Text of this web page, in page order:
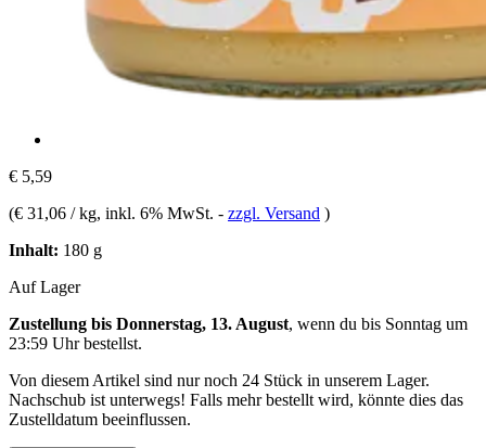
€ 5,59
(€ 31,06 / kg, inkl. 6% MwSt. - zzgl. Versand )
Inhalt: 180 g
Auf Lager
Zustellung bis Donnerstag, 13. August, wenn du bis Sonntag um
23:59 Uhrbestellst.
Von diesem Artikel sind nur noch 24 Stück in unserem Lager.
Nachschub ist unterwegs! Falls mehr bestellt wird, könnte dies das
Zustelldatum beeinflussen.